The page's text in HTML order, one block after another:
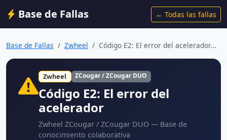
Base de Fallas ← Todas las fallas
Base de Fallas Zwheel Código E2: El error del acelerador...
Zwheel ZCougar / ZCougar DUO
Código E2: El error del
acelerador
Zwheel ZCougar / ZCougar DUO — Base de
conocimiento colaborativa